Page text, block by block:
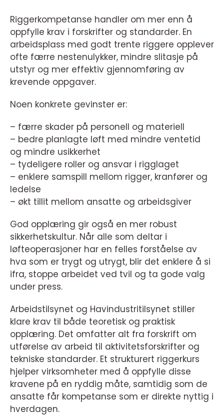
Riggerkompetanse handler om mer enn å
oppfylle krav i forskrifter og standarder. En
arbeidsplass med godt trente riggere opplever
ofte færre nestenulykker, mindre slitasje på
utstyr og mer effektiv gjennomføring av
krevende oppgaver.
Noen konkrete gevinster er:
– færre skader på personell og materiell
– bedre planlagte løft med mindre ventetid
og mindre usikkerhet
– tydeligere roller og ansvar i rigglaget
– enklere samspill mellom rigger, kranfører og
ledelse
– økt tillit mellom ansatte og arbeidsgiver
God opplæring gir også en mer robust
sikkerhetskultur. Når alle som deltar i
løfteoperasjoner har en felles forståelse av
hva som er trygt og utrygt, blir det enklere å si
ifra, stoppe arbeidet ved tvil og ta gode valg
under press.
Arbeidstilsynet og Havindustritilsynet stiller
klare krav til både teoretisk og praktisk
opplæring. Det omfatter alt fra forskrift om
utførelse av arbeid til aktivitetsforskrifter og
tekniske standarder. Et strukturert riggerkurs
hjelper virksomheter med å oppfylle disse
kravene på en ryddig måte, samtidig som de
ansatte får kompetanse som er direkte nyttig i
hverdagen.